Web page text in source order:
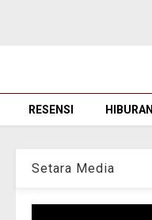
RESENSI HIBURAN
Setara Media